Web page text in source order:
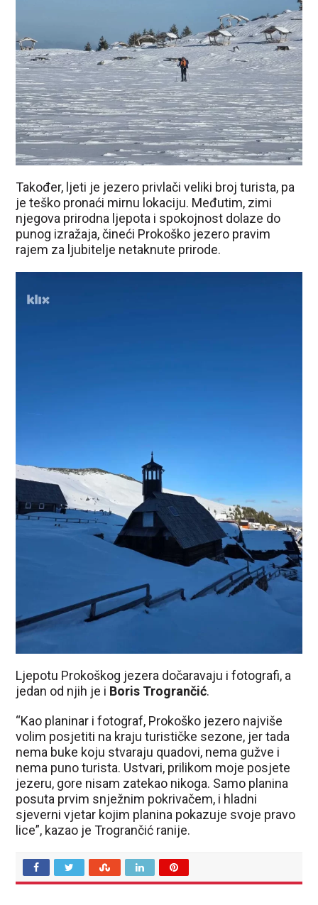
Također, ljeti je jezero privlači veliki broj turista, pa
je teško pronaći mirnu lokaciju. Međutim, zimi
njegova prirodna ljepota i spokojnost dolaze do
punog izražaja, čineći Prokoško jezero pravim
rajem za ljubitelje netaknute prirode.
Ljepotu Prokoškog jezera dočaravaju i fotografi, a
jedan od njih je i Boris Trogrančić.
“Kao planinar i fotograf, Prokoško jezero najviše
volim posjetiti na kraju turističke sezone, jer tada
nema buke koju stvaraju quadovi, nema gužve i
nema puno turista. Ustvari, prilikom moje posjete
jezeru, gore nisam zatekao nikoga. Samo planina
posuta prvim snježnim pokrivačem, i hladni
sjeverni vjetar kojim planina pokazuje svoje pravo
lice”, kazao je Trogrančić ranije.